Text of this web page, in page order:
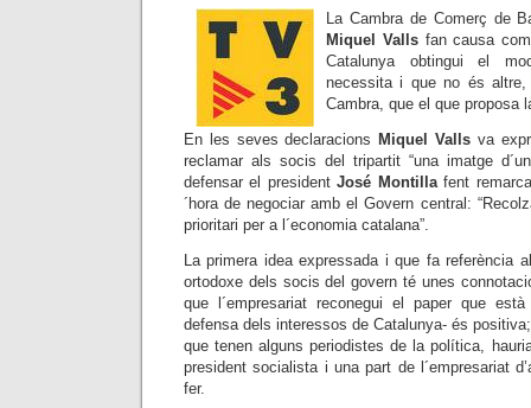
La Cambra de Comerç de
Miquel Vallsfan causa
Catalunya obtingui el
necessita i que no és
Cambra, que el que proposa
En les seves declaracions Miquel Valls va
reclamar als socis del tripartit “una imatge
defensar el presidentJosé Montillafent
´hora de negociar amb el Govern central:
prioritari per a l´economia catalana”.
La primera idea expressada i que fa referència
ortodoxe dels socis del govern té unes
que l´empresariat reconegui el paper que
defensa dels interessos de Catalunya- és
que tenen alguns periodistes de la política,
president socialista i una part de l´empresariat
fer.